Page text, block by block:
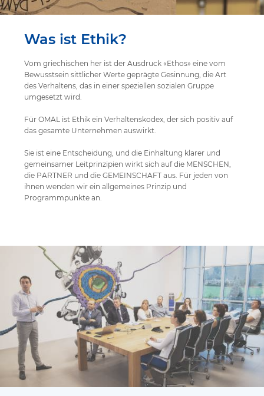
Was ist Ethik?
Vom griechischen her ist der Ausdruck «Ethos» eine vom
Bewusstsein sittlicher Werte geprägte Gesinnung, die Art
des Verhaltens, das in einer speziellen sozialen Gruppe
umgesetzt wird.
Für OMAL ist Ethik ein Verhaltenskodex, der sich positiv auf
das gesamte Unternehmen auswirkt.
Sie ist eine Entscheidung, und die Einhaltung klarer und
gemeinsamer Leitprinzipien wirkt sich auf die MENSCHEN,
die PARTNER und die GEMEINSCHAFT aus. Für jeden von
ihnen wenden wir ein allgemeines Prinzip und
Programmpunkte an.